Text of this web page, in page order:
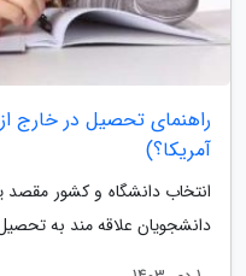
راهنمای تحصیل در خارج
آمریکا؟)
انتخاب دانشگاه و کشور
دانشجویان علاقه مند به